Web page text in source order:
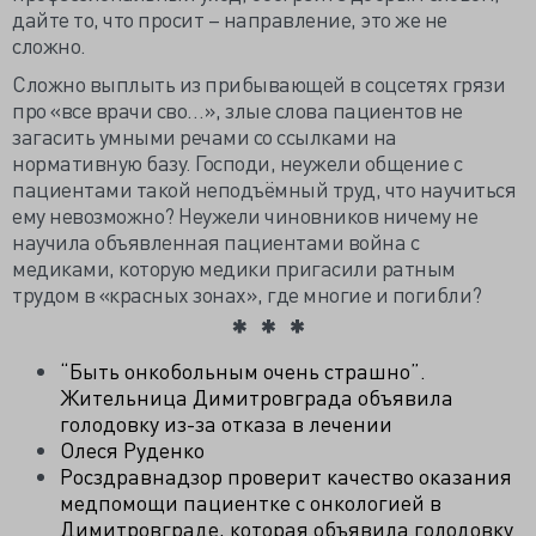
дайте то, что просит – направление, это же не
сложно.
Сложно выплыть из прибывающей в соцсетях грязи
про «все врачи сво…», злые слова пациентов не
загасить умными речами со ссылками на
нормативную базу. Господи, неужели общение с
пациентами такой неподъёмный труд, что научиться
ему невозможно? Неужели чиновников ничему не
научила объявленная пациентами война с
медиками, которую медики пригасили ратным
трудом в «красных зонах», где многие и погибли?
“Быть онкобольным очень страшно”.
Жительница Димитровграда объявила
голодовку из-за отказа в лечении
Олеся Руденко
Росздравнадзор проверит качество оказания
медпомощи пациентке с онкологией в
Димитровграде, которая объявила голодовку